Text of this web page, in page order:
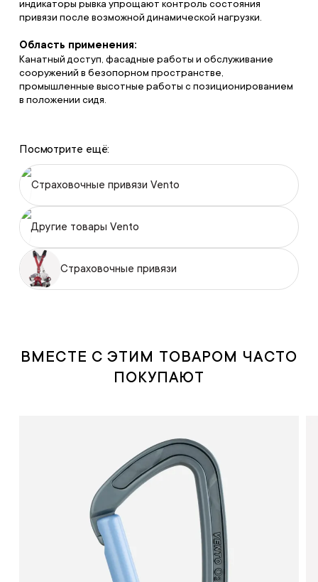
индикаторы рывка упрощают контроль состояния
привязи после возможной динамической нагрузки.
Область применения:
Канатный доступ, фасадные работы и обслуживание
сооружений в безопорном пространстве,
промышленные высотные работы с позиционированием
в положении сидя.
Посмотрите ещё:
Страховочные привязи Vento
Другие товары Vento
Страховочные привязи
ВМЕСТЕ С ЭТИМ ТОВАРОМ ЧАСТО
ПОКУПАЮТ